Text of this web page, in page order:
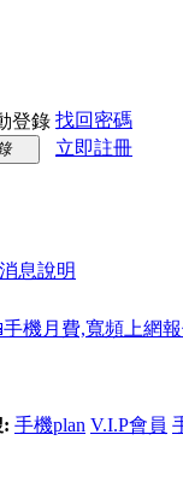
登錄 找回密碼
立即註冊
息說明
手機月費,寬頻上網
: 手機plan V.I.P會員